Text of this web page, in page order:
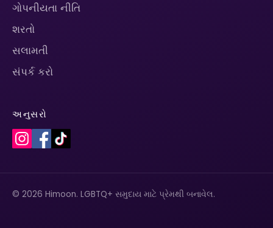
ગોપનીયતા નીતિ
શરતો
સલામતી
સંપર્ક કરો
અનુસરો
© 2026 Himoon. LGBTQ+ સમુદાય માટે પ્રેમથી બનાવેલ.